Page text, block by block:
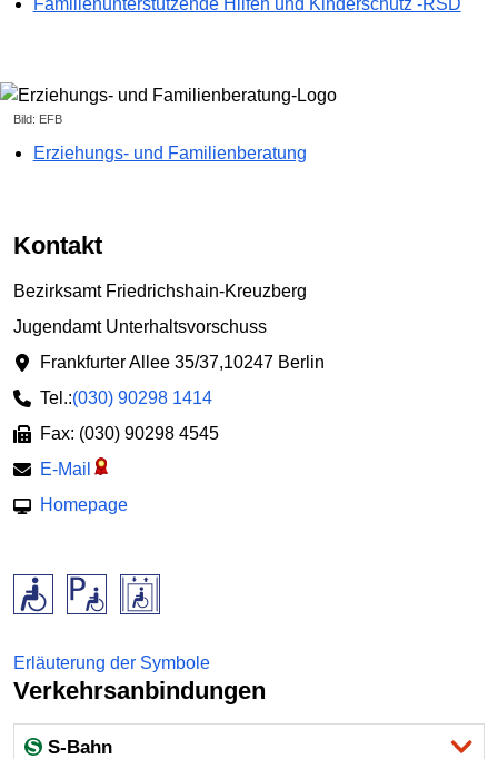
Bild: EFB
Erziehungs- und Familienberatung
Kontakt
Bezirksamt Friedrichshain-Kreuzberg
Jugendamt Unterhaltsvorschuss
Frankfurter Allee 35/37,10247 Berlin
Tel.:(030) 90298 1414
Fax: (030) 90298 4545
E-Mail
Homepage
Erläuterung der Symbole
Verkehrsanbindungen
S-Bahn